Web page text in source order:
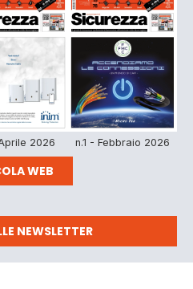
2026 n.1 - Febbraio 2026
WEB
NEWSLETTER